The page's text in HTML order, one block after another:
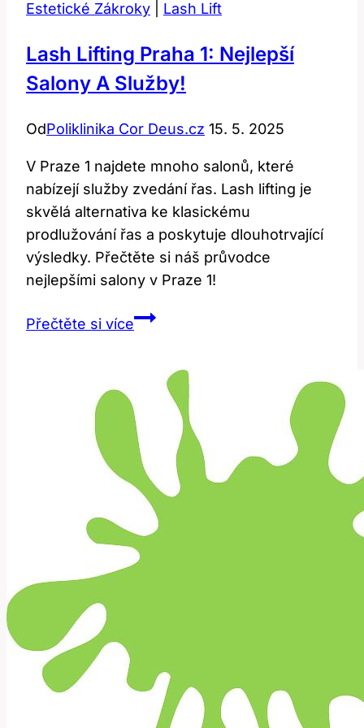
Estetické Zákroky Lash Lift
Lash Lifting Praha 1: Nejlepší
Salony A Služby!
OdPoliklinika Cor Deus.cz 15. 5. 2025
V Praze 1 najdete mnoho salonů, které
nabízejí služby zvedání řas. Lash lifting je
skvělá alternativa ke klasickému
prodlužování řas a poskytuje dlouhotrvající
výsledky. Přečtěte si náš průvodce
nejlepšími salony v Praze 1!
Přečtěte si víceLash
Nejlepší
Salony
a
Služby!